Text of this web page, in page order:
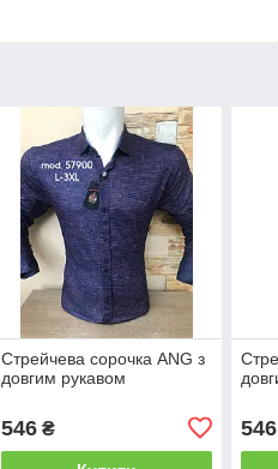
Стрейчева сорочка ANG з
довгим рукавом
546₴ 546